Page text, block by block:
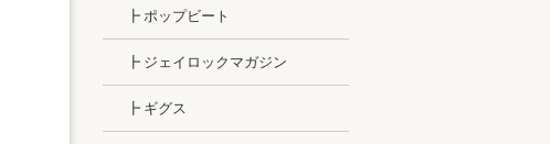
┣ ポップビート
┣ ジェイロックマガジン
┣ ギグス